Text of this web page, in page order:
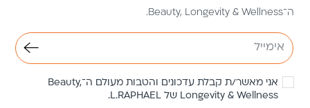
ה־Beauty, Longevity & Wellness.
אני מאשר/ת קבלת עדכונים והטבות מעולם ה־Beauty,
Longevity & Wellness של L.RAPHAEL.